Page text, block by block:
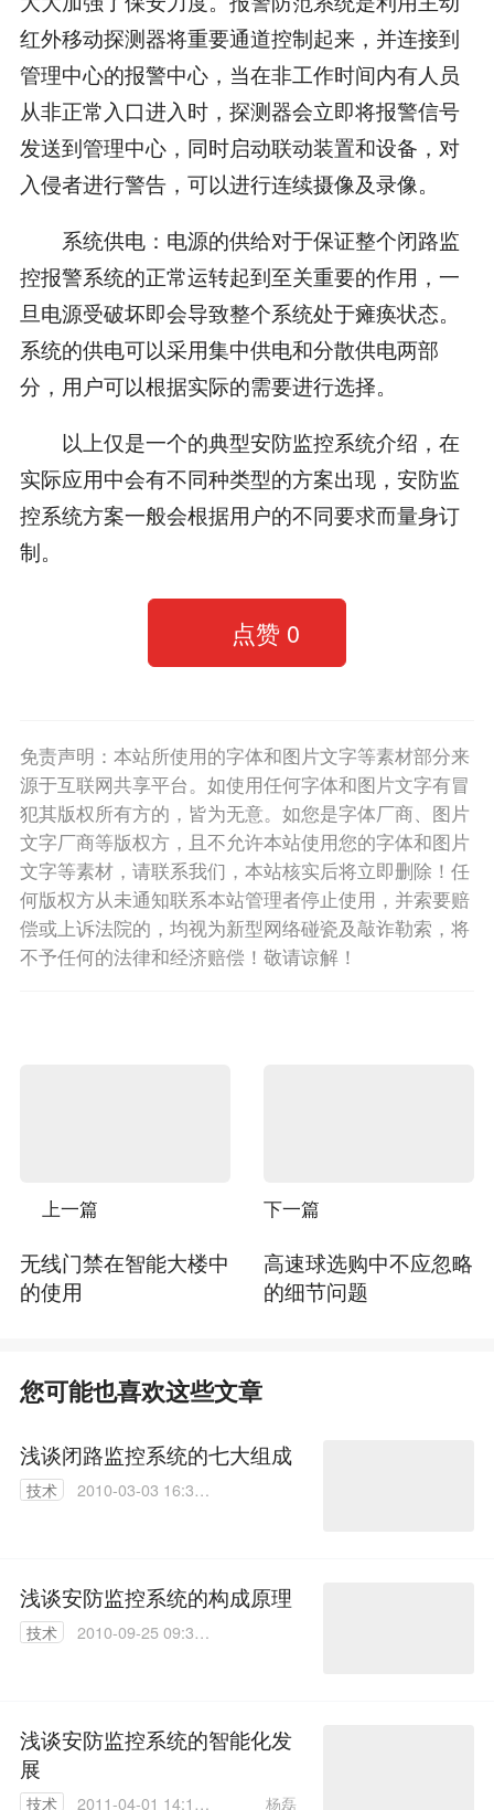
红外移动探测器将重要通道控制起来，并连接到
管理中心的报警中心，当在非工作时间内有人员
从非正常入口进入时，探测器会立即将报警信号
发送到管理中心，同时启动联动装置和设备，对
入侵者进行警告，可以进行连续摄像及录像。
系统供电：电源的供给对于保证整个闭路监
控报警系统的正常运转起到至关重要的作用，一
旦电源受破坏即会导致整个系统处于瘫痪状态。
系统的供电可以采用集中供电和分散供电两部
分，用户可以根据实际的需要进行选择。
以上仅是一个的典型安防监控系统介绍，在
实际应用中会有不同种类型的方案出现，安防监
控系统方案一般会根据用户的不同要求而量身订
制。
点赞 0
免责声明：本站所使用的字体和图片文字等素材部分来
源于互联网共享平台。如使用任何字体和图片文字有冒
犯其版权所有方的，皆为无意。如您是字体厂商、图片
文字厂商等版权方，且不允许本站使用您的字体和图片
文字等素材，请联系我们，本站核实后将立即删除！任
何版权方从未通知联系本站管理者停止使用，并索要赔
偿或上诉法院的，均视为新型网络碰瓷及敲诈勒索，将
不予任何的法律和经济赔偿！敬请谅解！
上一篇
无线门禁在智能大楼中
的使用
下一篇
高速球选购中不应忽略
的细节问题
您可能也喜欢这些文章
浅谈闭路监控系统的七大组成
技术
2010-03-03 16:32:
浅谈安防监控系统的构成原理
技术
2010-09-25 09:36:
浅谈安防监控系统的智能化发
展
技术 2011-04-01 14:12: 杨磊